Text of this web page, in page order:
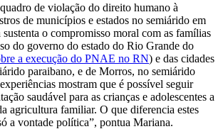
de violação do direito humano à
de municípios e estados no semiárido em
sustenta o compromisso moral com as famílias
do governo do estado do Rio Grande do
a execução do PNAE no RN) e das cidades
paraibano, e de Morros, no semiárido
mostram que é possível seguir
saudável para as crianças e adolescentes a
agricultura familiar. O que diferencia estes
a vontade política”, pontua Mariana.